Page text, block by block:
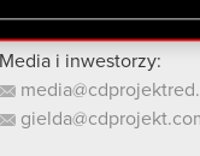
Media i inwestorzy: